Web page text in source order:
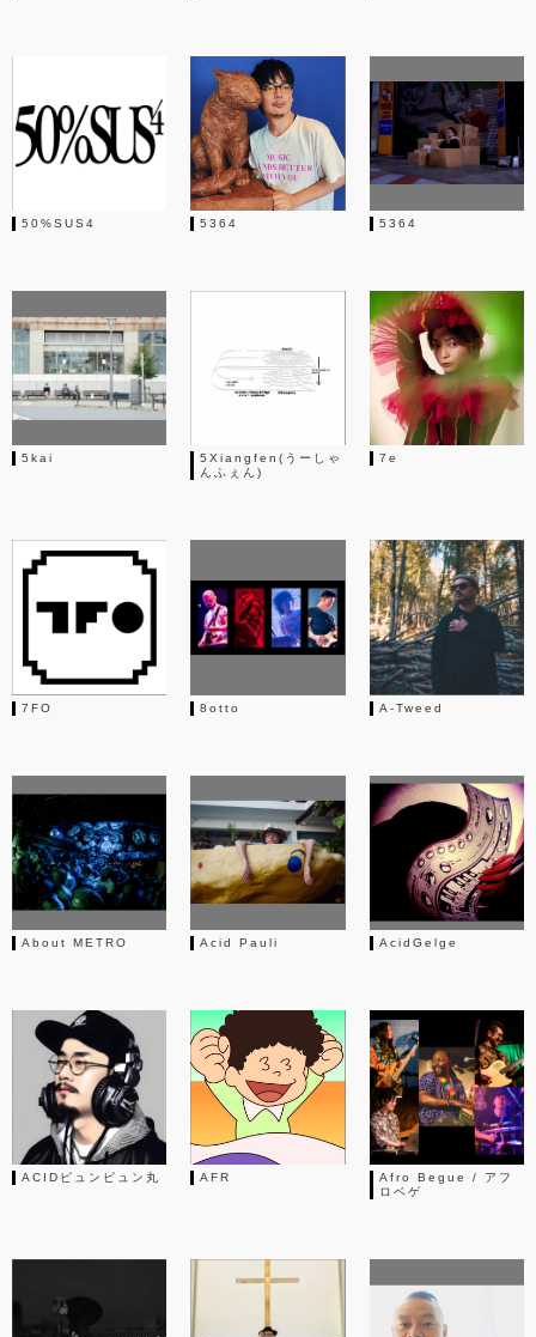
50%SUS4 5364 5364
5kai
5Xiangfen(うーしゃ
んふぇん)
7e
7FO 8otto A-Tweed
About METRO Acid Pauli AcidGelge
ACIDピュンピュン丸 AFR
Afro Begue / アフ
ロベゲ